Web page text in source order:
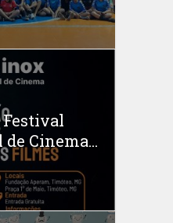
Festival
Cinema...